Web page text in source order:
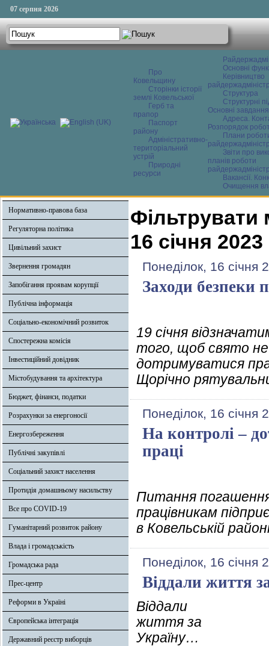
07 серпня 2026
Про
Ковельщину
Сторінки історії
землі Ковельської
Герб та
прапор
Паспорт
району
Адміністративно-
територіальний
устрій
Природні
ресурси
Основні
Керівництво
Структура
Структурні
Основні завдання
Адреса.
Розпорядок
Плани
Звіти про
планів роботи
Вакансії.
Очищення
Нормативно-правова база
Регуляторна політика
Цивільний захист
Звернення громадян
Запобігання проявам корупції
Публічна інформація
Соціально-економічний розвиток
Спостережна комісія
Інвестиційний довідник
Містобудування та архітектура
Бюджет, фінанси, податки
Розрахунки за енергоносії
Енергозбереження
Публічні закупівлі
Соціальний захист населення
Протидія домашньому насильству
Все про COVID-19
Гуманітарний розвиток району
Влада і громадськість
Громадська рада
Прес-центр
Реформи в Україні
Європейська інтеграція
Державний реєстр виборців
Фільтрувати
16 січня 2023
Понеділок, 16 січня
Заходи безпеки
19 січня
того, щоб свято не
дотримуватися
Щорічно
Понеділок, 16 січня
На контролі –
праці
Питання
працівникам
в Ковельській
Понеділок, 16 січня
Віддали життя
Віддали
життя за
Україну…